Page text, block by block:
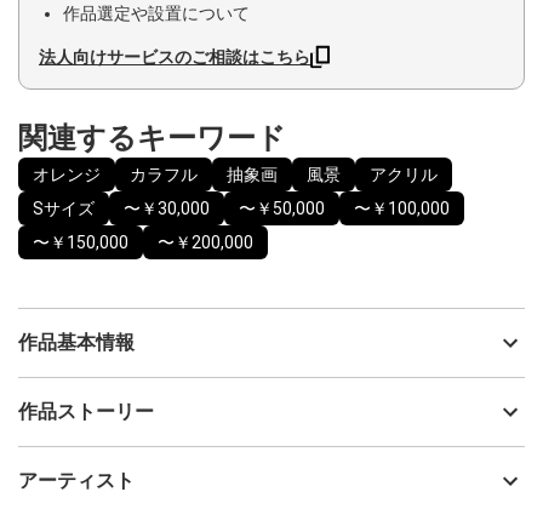
作品選定や設置について
法人向けサービスのご相談はこちら
関連するキーワード
オレンジ カラフル 抽象画 風景
アクリル
Sサイズ
〜￥30,000 〜￥50,000
〜￥100,000
〜￥150,000
〜￥200,000
作品基本情報
出品者
制作年
作品ストーリー
アーティスト